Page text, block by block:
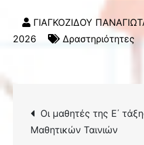
2026
Δραστηριότητες
Επίσκεψη
Γυμνάσιο
άρθρων
Οι μαθητές της Ε΄
Μαθητικών Ταινιών